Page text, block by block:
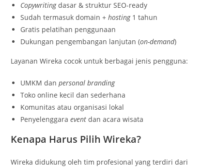
Copywritingdasar & struktur SEO-ready
Sudah termasuk domain +hosting 1 tahun
Gratis pelatihan penggunaan
Dukungan pengembangan lanjutan (on-demand)
Layanan Wireka cocok untuk berbagai jenis pengguna:
UMKM dan personal branding
Toko online kecil dan sederhana
Komunitas atau organisasi lokal
Penyelenggaraeventdan acara wisata
Kenapa Harus Pilih Wireka?
Wireka didukung oleh tim profesional yang terdiri dari